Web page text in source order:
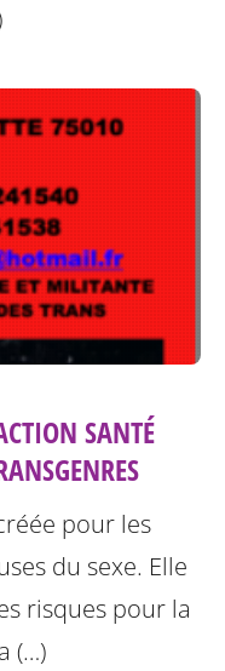
SANTÉ
pour les
du sexe. Elle
risques pour la
(…)